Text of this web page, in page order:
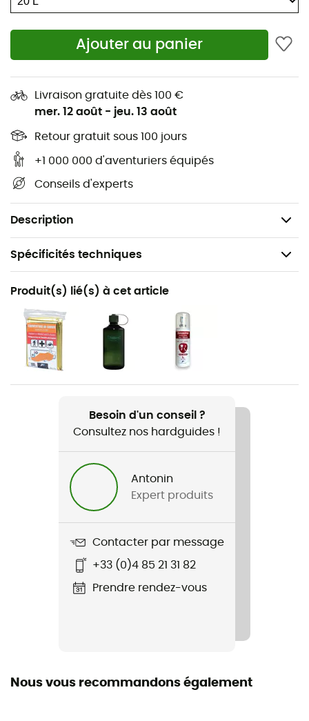
Ajouter au panier
Livraison gratuite dès 100 €
mer. 12 août - jeu. 13 août
Retour gratuit sous 100 jours
+1 000 000 d'aventuriers équipés
Conseils d'experts
Description
Sangle de Sternum avec sifflet,
Accès au panneau par fermeture éclair,
Pochette interne pour documents,
Clip porte-clés à l'intérieur,
Sangles de ceinture amovibles,
Sangle de compression sur les côtés,
Poche latérales en maille extensible,
Poids : 540 g.
Spécificités techniques
Recommandé pour
Randonnée / Escalade / Marche nordique / Marche
d'approche / Lifestyle
Genre
Homme / Femme
Nom du produit
Compatible système d'hydratation
Produit(s) lié(s) à cet article
Besoin d'un conseil ?
Consultez nos hardguides !
Antonin
Expert produits
Contacter par message
+33 (0)4 85 21 31 82
Prendre rendez-vous
Nous vous recommandons également